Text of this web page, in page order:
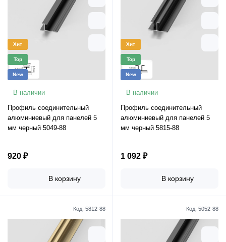
Хит
Top
New
В наличии
Профиль соединительный
алюминиевый для панелей 5
мм черный 5049-88
920 ₽
В корзину
Хит
Top
New
В наличии
Профиль соединительный
алюминиевый для панелей 5
мм черный 5815-88
1 092 ₽
В корзину
Код: 5812-88 Код: 5052-88